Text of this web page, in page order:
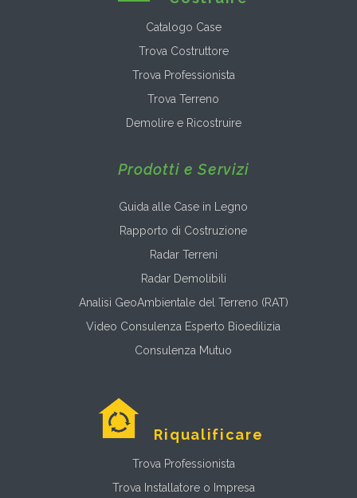
Catalogo Case
Trova Costruttore
Trova Professionista
Trova Terreno
Demolire e Ricostruire
Prodotti e Servizi
Guida alle Case in Legno
Rapporto di Costruzione
Radar Terreni
Radar Demolibili
Analisi GeoAmbientale del Terreno (RAT)
Video Consulenza Esperto Bioedilizia
Consulenza Mutuo
Riqualificare
Trova Professionista
Trova Installatore o Impresa